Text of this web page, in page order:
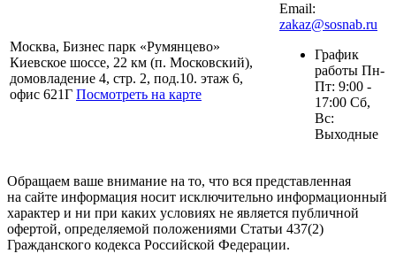
Москва, Бизнес парк «Румянцево»
Киевское шоссе, 22 км (п. Московский),
домовладение 4, стр. 2, под.10. этаж 6,
офис 621Г Посмотреть на карте
Email:
zakaz@sosnab.ru
График
работы Пн-
Пт: 9:00 -
17:00 Сб,
Вс:
Выходные
Обращаем ваше внимание на то, что вся представленная
на сайте информация носит исключительно информационный
характер и ни при каких условиях не является публичной
офертой, определяемой положениями Статьи 437(2)
Гражданского кодекса Российской Федерации.